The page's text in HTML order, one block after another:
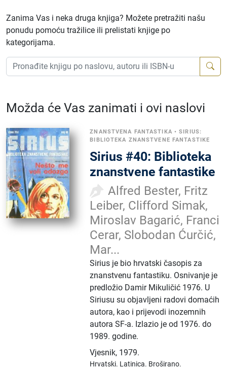
Zanima Vas i neka druga knjiga? Možete pretražiti našu
ponudu pomoću tražilice ili prelistati knjige po
kategorijama.
Možda će Vas zanimati i ovi naslovi
ZNANSTVENA FANTASTIKA •SIRIUS:
BIBLIOTEKA ZNANSTVENE FANTASTIKE
Sirius #40: Biblioteka
znanstvene fantastike
Alfred Bester, Fritz
Leiber, Clifford Simak,
Miroslav Bagarić, Franci
Cerar, Slobodan Ćurčić,
Mar...
Sirius je bio hrvatski časopis za
znanstvenu fantastiku. Osnivanje je
predložio Damir Mikuličić 1976. U
Siriusu su objavljeni radovi domaćih
autora, kao i prijevodi inozemnih
autora SF-a. Izlazio je od 1976. do
1989. godine.
Vjesnik, 1979.
Hrvatski. Latinica. Broširano.